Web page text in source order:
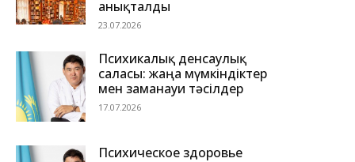
анықталды
23.07.2026
Психикалық денсаулық
саласы: жаңа мүмкіндіктер
мен заманауи тәсілдер
17.07.2026
Психическое здоровье